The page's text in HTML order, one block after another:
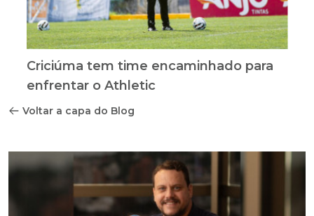
Criciúma tem time encaminhado para
enfrentar o Athletic
Voltar a capa do Blog